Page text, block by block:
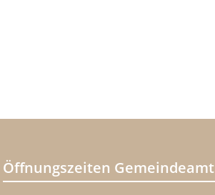
Öffnungszeiten Gemeindeamt